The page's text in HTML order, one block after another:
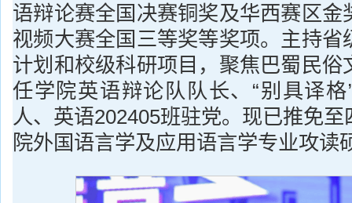
语辩论赛全国决赛铜奖及华西赛区金
视频大赛全国三等奖等奖项。主持省
计划和校级科研项目，聚焦巴蜀民俗
任学院英语辩论队队长、“别具译
人、英语202405班驻党。现已推免
院外国语言学及应用语言学专业攻读